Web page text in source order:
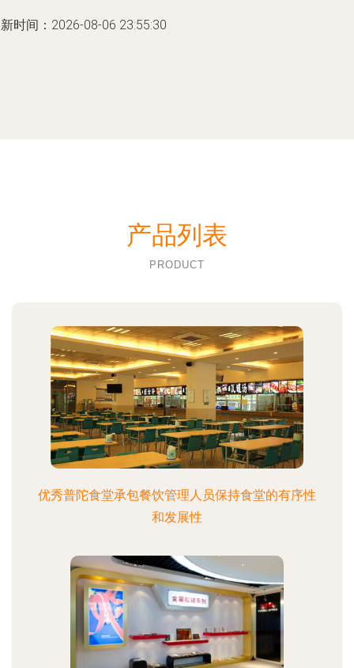
时间：2026-08-06 23:55:30
产品列表
PRODUCT
优秀普陀食堂承包餐饮管理人员保持食堂的有序性
和发展性